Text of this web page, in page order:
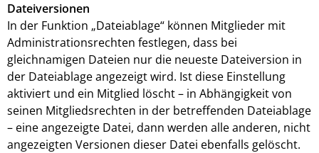
Dateiversionen
In der Funktion „Dateiablage“ können Mitglieder mit
Administrationsrechten festlegen, dass bei
gleichnamigen Dateien nur die neueste Dateiversion in
der Dateiablage angezeigt wird. Ist diese Einstellung
aktiviert und ein Mitglied löscht – in Abhängigkeit von
seinen Mitgliedsrechten in der betreffenden Dateiablage
– eine angezeigte Datei, dann werden alle anderen, nicht
angezeigten Versionen dieser Datei ebenfalls gelöscht.